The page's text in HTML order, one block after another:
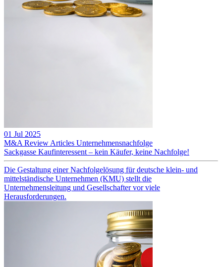
01 Jul 2025
M&A Review Articles Unternehmensnachfolge
Sackgasse Kaufinteressent – kein Käufer, keine Nachfolge!
Die Gestaltung einer Nachfolgelösung für deutsche klein- und
mittelständische Unternehmen (KMU) stellt die
Unternehmensleitung und Gesellschafter vor viele
Herausforderungen.